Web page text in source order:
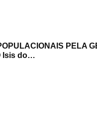
PELA
Isis do…